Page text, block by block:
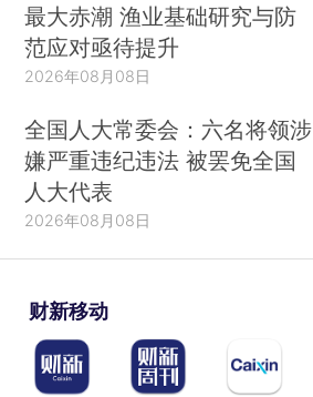
最大赤潮 渔业基础研究与防
范应对亟待提升
2026年08月08日
全国人大常委会：六名将领涉
嫌严重违纪违法 被罢免全国
人大代表
2026年08月08日
财新移动